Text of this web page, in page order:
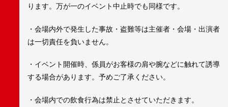
ります。万が一のイベント中止時でも同様です。
・会場内外で発生した事故・盗難等は主催者・会場・出演者
は一切責任を負いません。
・イベント開催時、係員がお客様の肩や腕などに触れて誘導
する場合があります。予めご了承ください。
・会場内での飲食行為は禁止とさせていただきます。